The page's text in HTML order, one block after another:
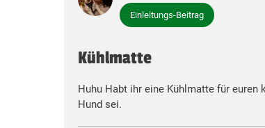
Einleitungs-Beitrag
Kühlmatte
Huhu Habt ihr eine Kühlmatte für euren
Hund sei.